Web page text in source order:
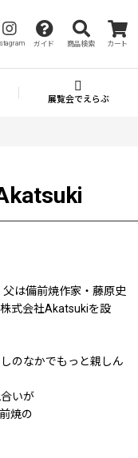
ガイド 商品検索 カート
展覧会でえらぶ
は備前焼作家・藤原史
式会社Akatsukiを設
のなかでもっと親しん
いが
焼の